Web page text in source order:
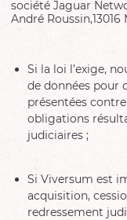
société Jaguar
André Roussin,13016
Si la loi l’exige,
de données pour
présentées
obligations
judiciaires ;
Si Viversum est
acquisition,
redressement